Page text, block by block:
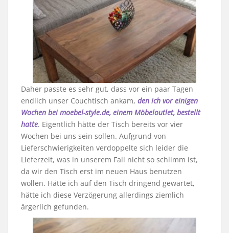
Daher passte es sehr gut, dass vor ein paar Tagen
endlich unser Couchtisch ankam, den ich vor einigen
Wochen bei moebel-style.de, einem Möbeloutlet, bestellt
hatte. Eigentlich hätte der Tisch bereits vor vier
Wochen bei uns sein sollen. Aufgrund von
Lieferschwierigkeiten verdoppelte sich leider die
Lieferzeit, was in unserem Fall nicht so schlimm ist,
da wir den Tisch erst im neuen Haus benutzen
wollen. Hätte ich auf den Tisch dringend gewartet,
hätte ich diese Verzögerung allerdings ziemlich
ärgerlich gefunden.